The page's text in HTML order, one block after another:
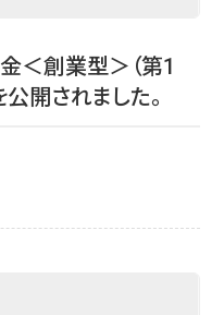
＜創業型＞（第1
公開されました。